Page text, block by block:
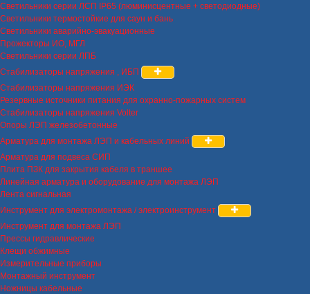
Светильники серии ЛСП IP65 (люминисцентные + светодиодные)
Светильники термостойкие для саун и бань
Светильники аварийно-эвакуационные
Прожекторы ИО, МГЛ
Светильники серии ЛПБ
Стабилизаторы напряжения , ИБП
Стабилизаторы напряжения ИЭК
Резервные источники питания для охранно-пожарных систем
Стабилизаторы напряжения Volter
Опоры ЛЭП железобетонные
Арматура для монтажа ЛЭП и кабельных линий
Арматура для подвеса СИП
Плита ПЗК для закрытия кабеля в траншее
Линейная арматура и оборудование для монтажа ЛЭП
Лента сигнальная
Инструмент для электромонтажа / электроинструмент
Инструмент для монтажа ЛЭП
Прессы гидравлические
Клещи обжимные
Измерительные приборы
Монтажный инструмент
Ножницы кабельные